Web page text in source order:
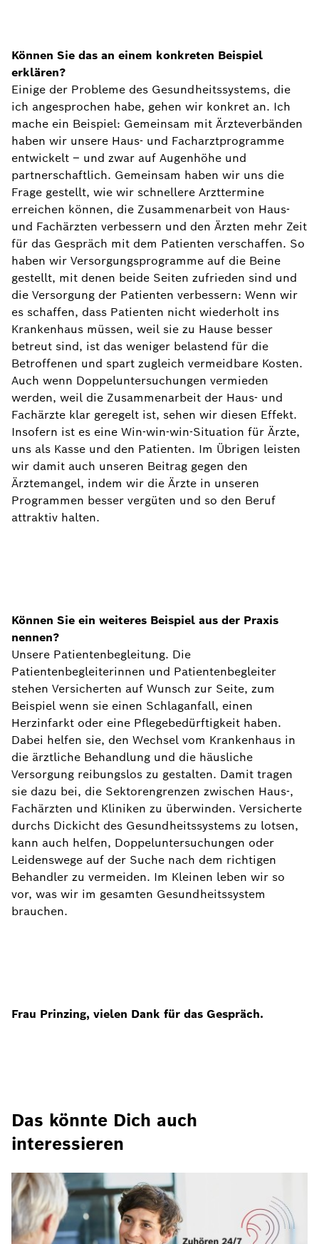
Können Sie das an einem konkreten Beispiel
erklären?
Einige der Probleme des Gesundheitssystems, die
ich angesprochen habe, gehen wir konkret an. Ich
mache ein Beispiel: Gemeinsam mit Ärzteverbänden
haben wir unsere Haus- und Facharztprogramme
entwickelt – und zwar auf Augenhöhe und
partnerschaftlich. Gemeinsam haben wir uns die
Frage gestellt, wie wir schnellere Arzttermine
erreichen können, die Zusammenarbeit von Haus-
und Fachärzten verbessern und den Ärzten mehr Zeit
für das Gespräch mit dem Patienten verschaffen. So
haben wir Versorgungsprogramme auf die Beine
gestellt, mit denen beide Seiten zufrieden sind und
die Versorgung der Patienten verbessern: Wenn wir
es schaffen, dass Patienten nicht wiederholt ins
Krankenhaus müssen, weil sie zu Hause besser
betreut sind, ist das weniger belastend für die
Betroffenen und spart zugleich vermeidbare Kosten.
Auch wenn Doppeluntersuchungen vermieden
werden, weil die Zusammenarbeit der Haus- und
Fachärzte klar geregelt ist, sehen wir diesen Effekt.
Insofern ist es eine Win-win-win-Situation für Ärzte,
uns als Kasse und den Patienten. Im Übrigen leisten
wir damit auch unseren Beitrag gegen den
Ärztemangel, indem wir die Ärzte in unseren
Programmen besser vergüten und so den Beruf
attraktiv halten.
Können Sie ein weiteres Beispiel aus der Praxis
nennen?
Unsere Patientenbegleitung. Die
Patientenbegleiterinnen und Patientenbegleiter
stehen Versicherten auf Wunsch zur Seite, zum
Beispiel wenn sie einen Schlaganfall, einen
Herzinfarkt oder eine Pflegebedürftigkeit haben.
Dabei helfen sie, den Wechsel vom Krankenhaus in
die ärztliche Behandlung und die häusliche
Versorgung reibungslos zu gestalten. Damit tragen
sie dazu bei, die Sektorengrenzen zwischen Haus-,
Fachärzten und Kliniken zu überwinden. Versicherte
durchs Dickicht des Gesundheitssystems zu lotsen,
kann auch helfen, Doppeluntersuchungen oder
Leidenswege auf der Suche nach dem richtigen
Behandler zu vermeiden. Im Kleinen leben wir so
vor, was wir im gesamten Gesundheitssystem
brauchen.
Frau Prinzing, vielen Dank für das Gespräch.
Das könnte Dich auch
interessieren